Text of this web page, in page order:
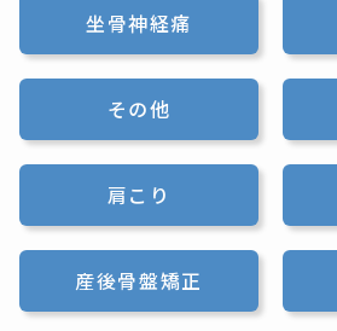
坐骨神経痛
その他
肩こり
産後骨盤矯正